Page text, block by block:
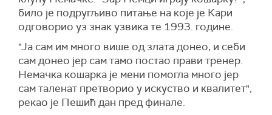
било је подругљиво питање на које је Кари
одговорио уз знак узвика те 1993. године.
"Ја сам им много више од злата донео, и себи
сам донео јер сам тамо постао прави тренер.
Немачка кошарка је мени помогла много јер
сам таленат претворио у искуство и квалитет",
рекао је Пешић дан пред финале.